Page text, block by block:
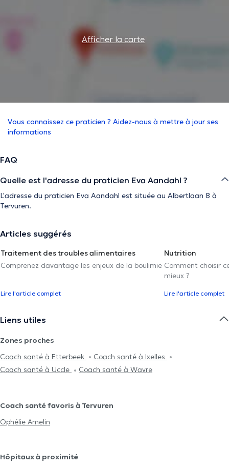
Afficher la carte
Vous connaissez ce praticien ? Aidez-nous à mettre à jour ses
informations
FAQ
Quelle est l'adresse du praticien Eva Aandahl ?
L'adresse du praticien Eva Aandahl est située au Albertlaan 8 à
Tervuren.
Articles suggérés
Traitement des troubles alimentaires
Comprenez davantage les enjeux de la boulimie
Lire l'article complet
Nutrition
Comment choisir
mieux ?
Lire l'article complet
Liens utiles
Zones proches
Coach santé à Etterbeek
Coach santé à Ixelles
Coach santé à Uccle
Coach santé à Wavre
Coach santé favoris à Tervuren
Ophélie Amelin
Hôpitaux à proximité